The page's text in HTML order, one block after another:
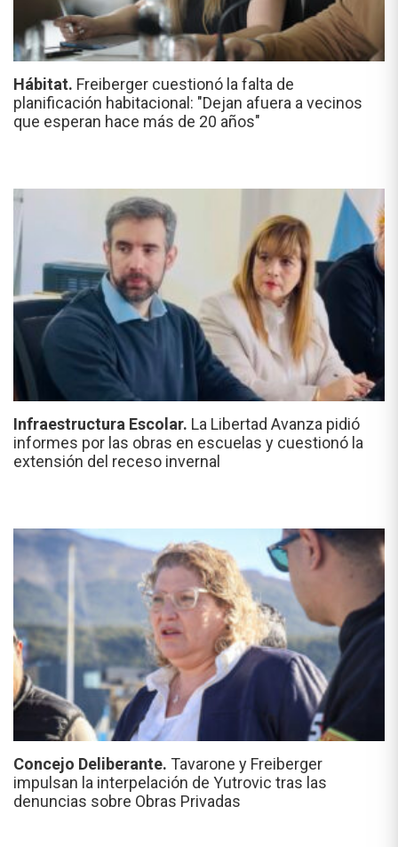
Hábitat. Freiberger cuestionó la falta de
planificación habitacional: "Dejan afuera a vecinos
que esperan hace más de 20 años"
Infraestructura Escolar. La Libertad Avanza pidió
informes por las obras en escuelas y cuestionó la
extensión del receso invernal
Concejo Deliberante. Tavarone y Freiberger
impulsan la interpelación de Yutrovic tras las
denuncias sobre Obras Privadas